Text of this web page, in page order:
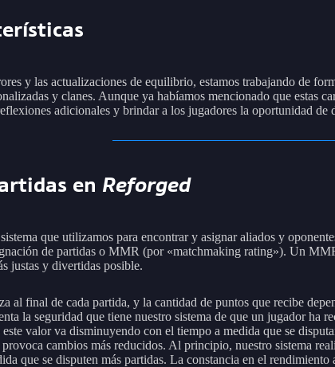
y las actualizaciones de equilibrio, estamos trabajando de
y clanes. Aunque ya habíamos mencionado que estas
adicionales y brindar a los jugadores la oportunidad
en Reforged
que utilizamos para encontrar y asignar aliados y
de partidas o MMR (por «matchmaking rating»). Un
justas y divertidas posible.
al final de cada partida, y la cantidad de puntos que recibe
la seguridad que tiene nuestro sistema de que un jugador
valor va disminuyendo con el tiempo a medida que se
cambios más reducidos. Al principio, nuestro sistema
que se disputen más partidas. La constancia en el